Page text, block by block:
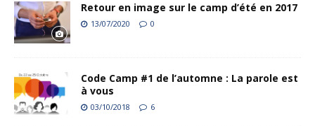
Retour en image sur le camp d’été en 2017
13/07/2020 0
Code Camp #1 de l’automne : La parole est
à vous
03/10/2018 6